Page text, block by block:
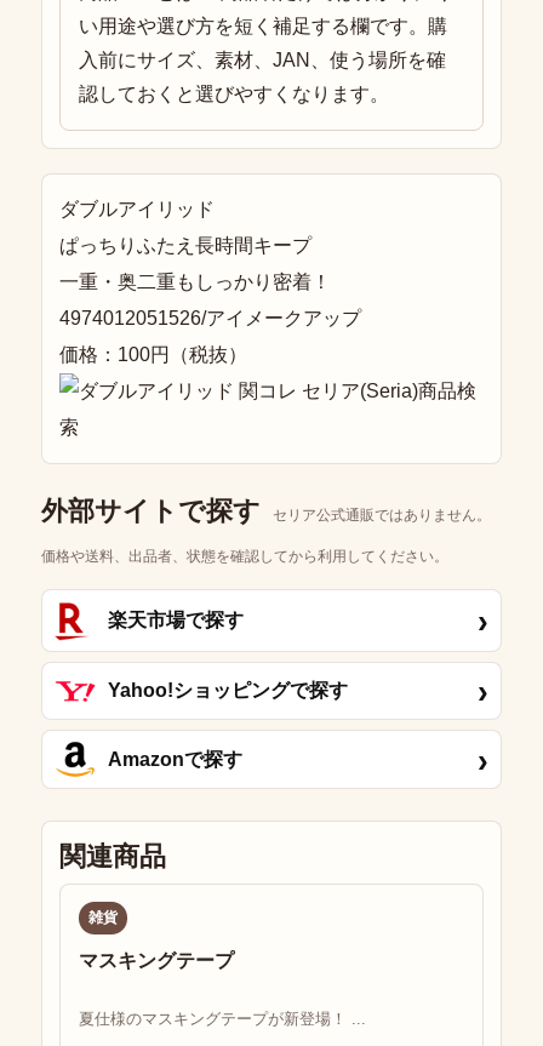
い用途や選び方を短く補足する欄です。購
入前にサイズ、素材、JAN、使う場所を確
認しておくと選びやすくなります。
ダブルアイリッド
ぱっちりふたえ長時間キープ
一重・奥二重もしっかり密着！
4974012051526/アイメークアップ
価格：100円（税抜）
外部サイトで探す セリア公式通販ではありません。
価格や送料、出品者、状態を確認してから利用してください。
楽天市場で探す ›
Yahoo!ショッピングで探す ›
Amazonで探す ›
関連商品
雑貨
マスキングテープ
夏仕様のマスキングテープが新登場！ ...